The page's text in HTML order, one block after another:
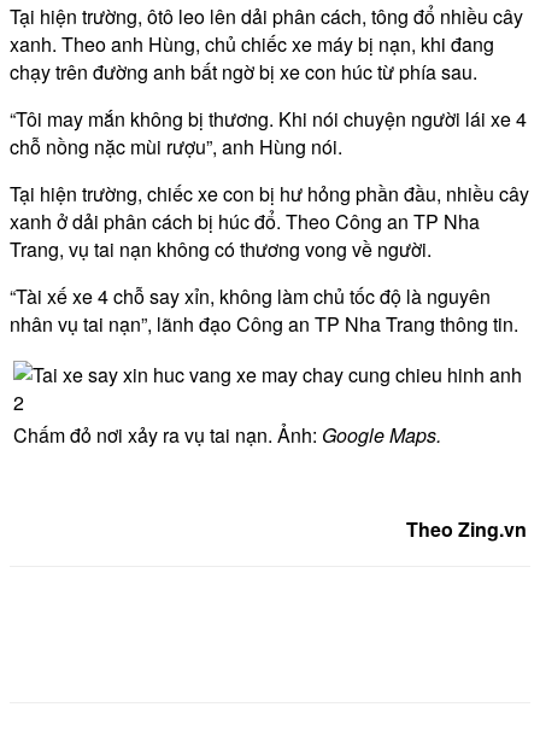
Tại hiện trường, ôtô leo lên dải phân cách, tông đổ nhiều cây
xanh. Theo anh Hùng, chủ chiếc xe máy bị nạn, khi đang
chạy trên đường anh bất ngờ bị xe con húc từ phía sau.
“Tôi may mắn không bị thương. Khi nói chuyện người lái xe 4
chỗ nồng nặc mùi rượu”, anh Hùng nói.
Tại hiện trường, chiếc xe con bị hư hỏng phần đầu, nhiều cây
xanh ở dải phân cách bị húc đổ. Theo Công an TP Nha
Trang, vụ tai nạn không có thương vong về người.
“Tài xế xe 4 chỗ say xỉn, không làm chủ tốc độ là nguyên
nhân vụ tai nạn”, lãnh đạo Công an TP Nha Trang thông tin.
Chấm đỏ nơi xảy ra vụ tai nạn. Ảnh: Google Maps.
Theo Zing.vn